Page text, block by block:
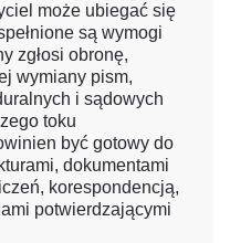
może ubiegać się
są wymogi
zgłosi obronę,
wymiany pism,
i sądowych
toku
być gotowy do
dokumentami
korespondencją,
potwierdzającymi